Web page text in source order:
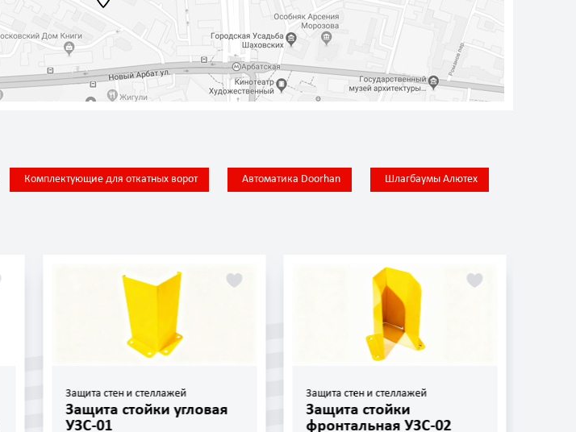
Комплектующие для откатных ворот Автоматика Doorhan Шлагбаумы Алютех
Защита стен и стеллажей
Защита стойки угловая
УЗС-01
Защита стен и стеллажей
Защита стойки
фронтальная УЗС-02